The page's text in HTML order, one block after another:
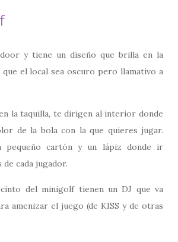
y tiene un diseño que brilla en la
que el local sea oscuro pero llamativo a
la taquilla, te dirigen al interior donde
de la bola con la que quieres jugar.
pequeño cartón y un lápiz donde ir
cada jugador.
del minigolf tienen un DJ que va
amenizar el juego (de KISS y de otras